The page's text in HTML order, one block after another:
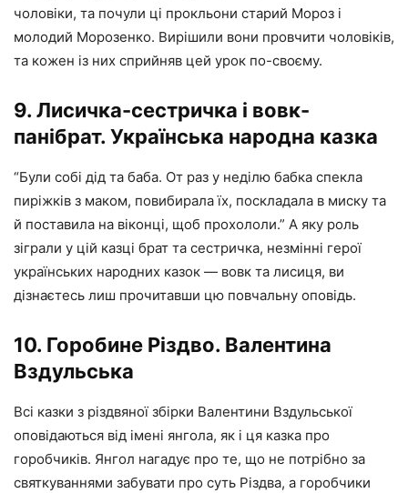
чоловіки, та почули ці прокльони старий Мороз і
молодий Морозенко. Вирішили вони провчити чоловіків,
та кожен із них сприйняв цей урок по-своєму.
9. Лисичка-сестричка і вовк-
панібрат. Українська народна казка
“Були собі дід та баба. От раз у неділю бабка спекла
пиріжків з маком, повибирала їх, поскладала в миску та
й поставила на віконці, щоб прохололи.” А яку роль
зіграли у цій казці брат та сестричка, незмінні герої
українських народних казок — вовк та лисиця, ви
дізнаєтесь лиш прочитавши цю повчальну оповідь.
10. Горобине Різдво. Валентина
Вздульська
Всі казки з різдвяної збірки Валентини Вздульської
оповідаються від імені янгола, як і ця казка про
горобчиків. Янгол нагадує про те, що не потрібно за
святкуваннями забувати про суть Різдва, а горобчики